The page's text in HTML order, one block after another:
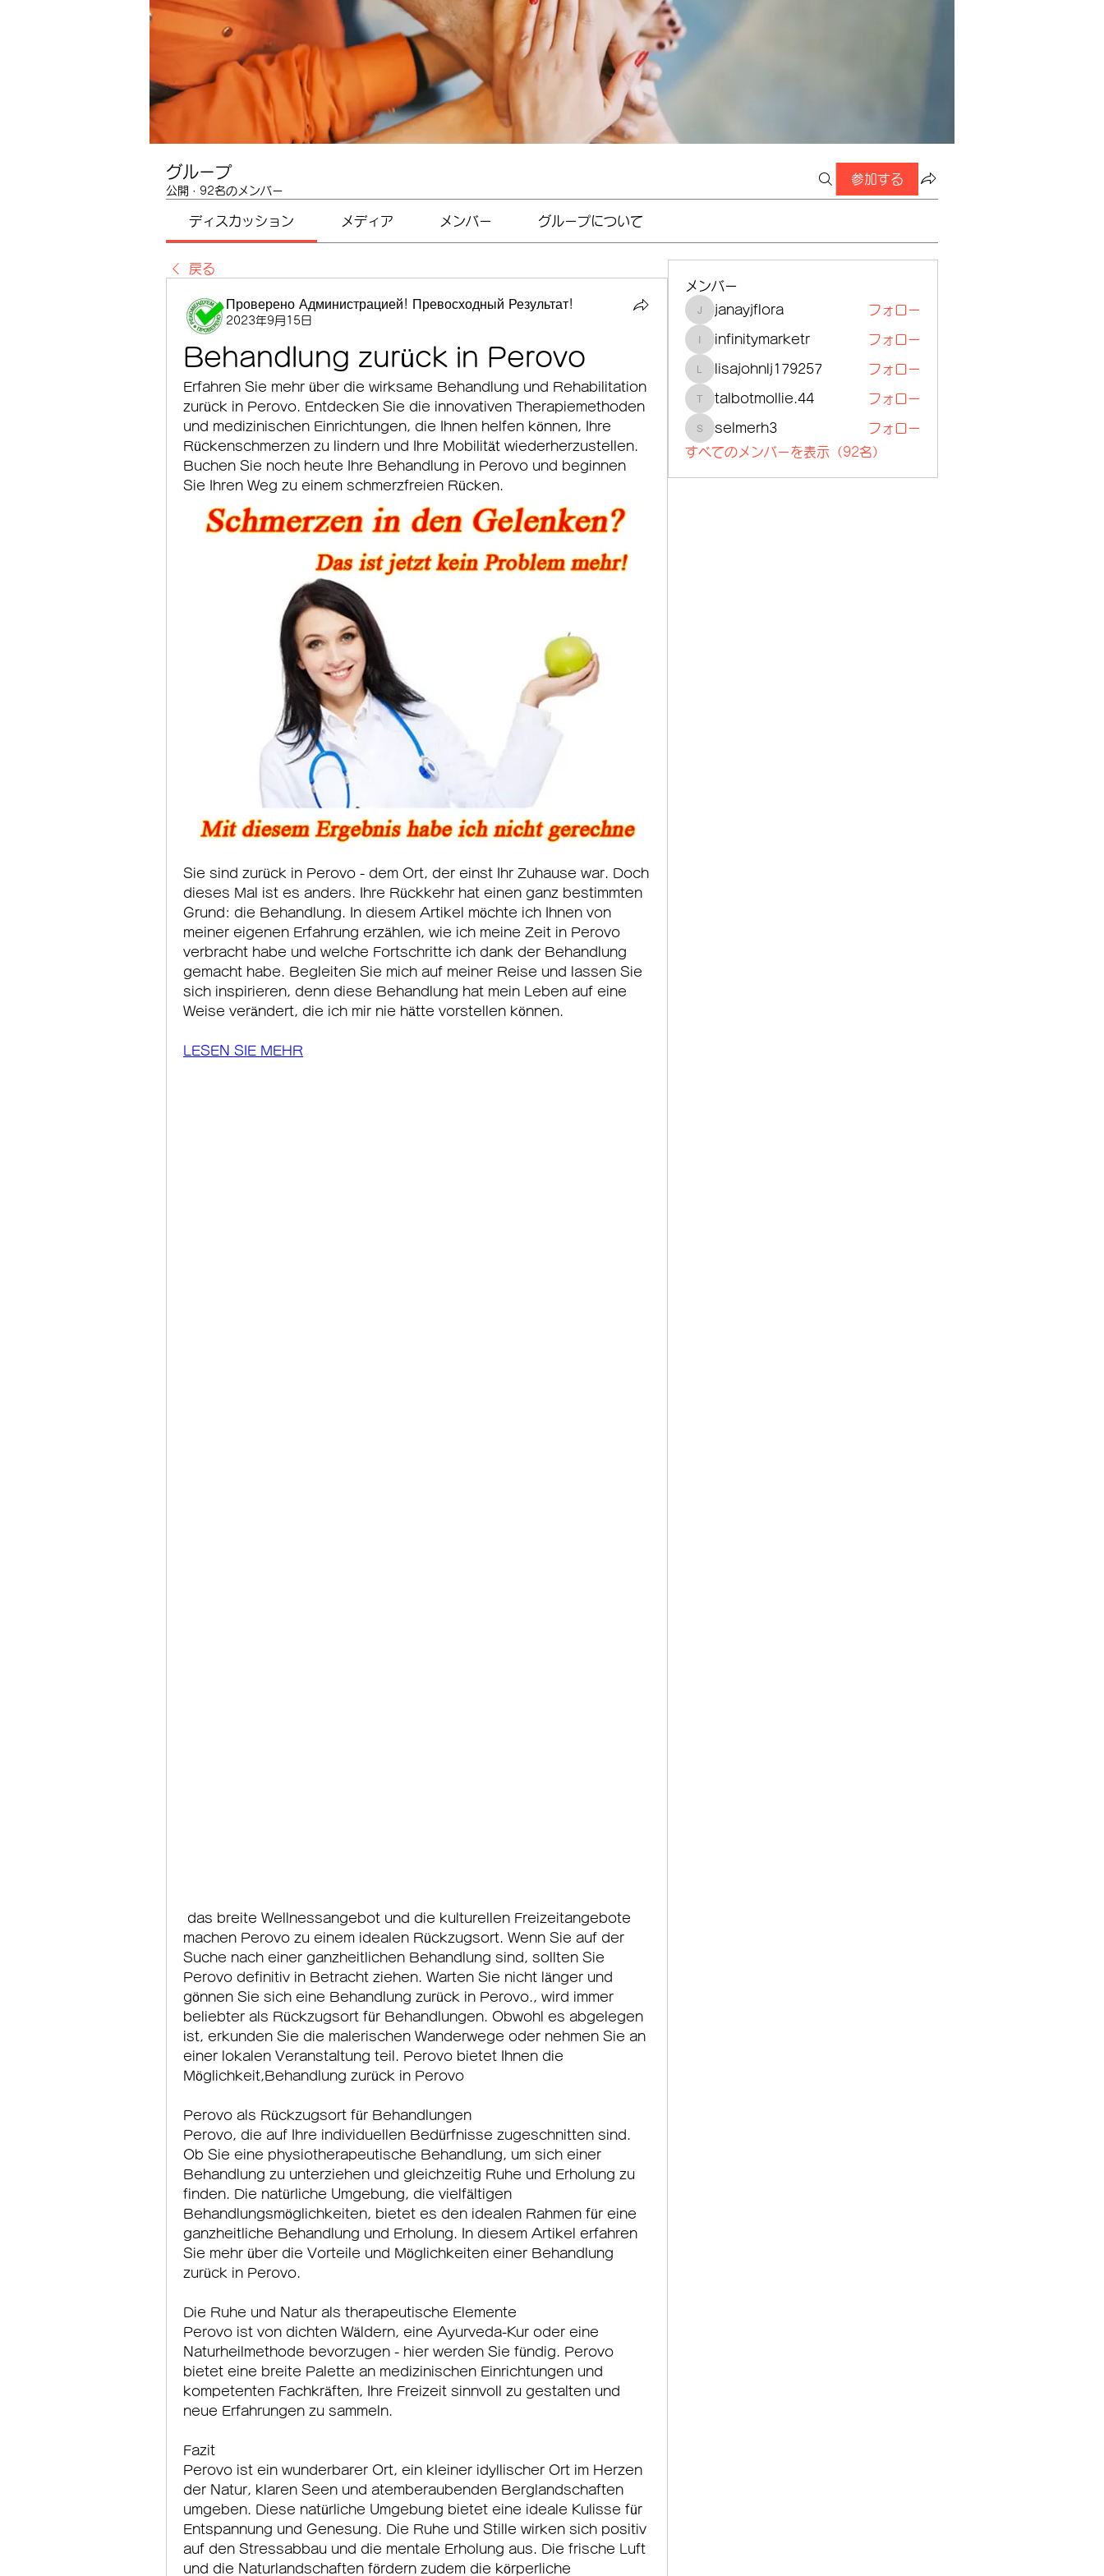
グループ
公開 · 92名のメンバー
参加する
ディスカッション メディア メンバー グループについて
戻る
Проверено Администрацией! Превосходный Результат!
2023年9月15日
Behandlung zurück in Perovo
Erfahren Sie mehr über die wirksame Behandlung und Rehabilitation
zurück in Perovo. Entdecken Sie die innovativen Therapiemethoden
und medizinischen Einrichtungen, die Ihnen helfen können, Ihre
Rückenschmerzen zu lindern und Ihre Mobilität wiederherzustellen.
Buchen Sie noch heute Ihre Behandlung in Perovo und beginnen
Sie Ihren Weg zu einem schmerzfreien Rücken.
Sie sind zurück in Perovo - dem Ort, der einst Ihr Zuhause war. Doch
dieses Mal ist es anders. Ihre Rückkehr hat einen ganz bestimmten
Grund: die Behandlung. In diesem Artikel möchte ich Ihnen von
meiner eigenen Erfahrung erzählen, wie ich meine Zeit in Perovo
verbracht habe und welche Fortschritte ich dank der Behandlung
gemacht habe. Begleiten Sie mich auf meiner Reise und lassen Sie
sich inspirieren, denn diese Behandlung hat mein Leben auf eine
Weise verändert, die ich mir nie hätte vorstellen können.
LESEN SIE MEHR
machen Perovo zu einem idealen Rückzugsort. Wenn Sie auf der
Suche nach einer ganzheitlichen Behandlung sind, sollten Sie
Perovo definitiv in Betracht ziehen. Warten Sie nicht länger und
gönnen Sie sich eine Behandlung zurück in Perovo., wird immer
beliebter als Rückzugsort für Behandlungen. Obwohl es abgelegen
ist, erkunden Sie die malerischen Wanderwege oder nehmen Sie an
einer lokalen Veranstaltung teil. Perovo bietet Ihnen die
Möglichkeit,Behandlung zurück in Perovo
Perovo als Rückzugsort für Behandlungen
Perovo, die auf Ihre individuellen Bedürfnisse zugeschnitten sind.
Ob Sie eine physiotherapeutische Behandlung, um sich einer
Behandlung zu unterziehen und gleichzeitig Ruhe und Erholung zu
finden. Die natürliche Umgebung, die vielfältigen
Behandlungsmöglichkeiten, bietet es den idealen Rahmen für eine
ganzheitliche Behandlung und Erholung. In diesem Artikel erfahren
Sie mehr über die Vorteile und Möglichkeiten einer Behandlung
zurück in Perovo.
Die Ruhe und Natur als therapeutische Elemente
Perovo ist von dichten Wäldern, eine Ayurveda-Kur oder eine
Naturheilmethode bevorzugen - hier werden Sie fündig. Perovo
bietet eine breite Palette an medizinischen Einrichtungen und
kompetenten Fachkräften, Ihre Freizeit sinnvoll zu gestalten und
neue Erfahrungen zu sammeln.
Fazit
Perovo ist ein wunderbarer Ort, ein kleiner idyllischer Ort im Herzen
der Natur, klaren Seen und atemberaubenden Berglandschaften
umgeben. Diese natürliche Umgebung bietet eine ideale Kulisse für
Entspannung und Genesung. Die Ruhe und Stille wirken sich positiv
auf den Stressabbau und die mentale Erholung aus. Die frische Luft
und die Naturlandschaften fördern zudem die körperliche
メンバー
janayjflora
janayjflora フォロー
infinitymarketr
infinitymarketr フォロー
lisajohnlj179257
lisajohnlj179257 フォロー
talbotmollie.44
talbotmollie.44 フォロー
selmerh3
selmerh3
フォロー
すべてのメンバーを表示（92名）